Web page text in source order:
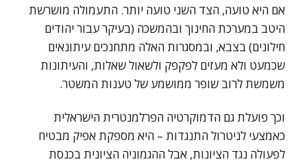
אם היא טועה, הצד השני טועה יותר. התעמולה מושרשת
היטב במערכת החינוך ובהמשכה (בעיקר עבור יהודים
חילונים) בצבא, ובמסגרות האלה מתחנכים עיתונאים
שכמעט ולא מעזים לפקפק ולשאול שאלות, והעיתונות
משמשת לרוב שופר ממושמע של טענות המשטר.
וכך פועלת גם הדמוקרטיה הפרלמנטרית הישראלית
כאמצעי לניטרול התנגדות – היא מספקת אפיק מבטיח
לפעולה נגד הציונות, אבל ההגמוניה הציונית בכנסת